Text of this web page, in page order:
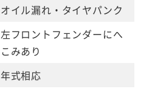
オイル漏れ・タイヤパンク
左フロントフェンダーにへ
こみあり
年式相応